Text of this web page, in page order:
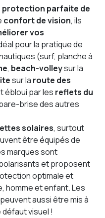
protection parfaite de
confort de vision, ils
vos
pour la pratique de
(surf, planche à
, beach-volleysur la
sur la route des
ébloui par les reflets du
brise des autres
solaires, surtout
être équipés de
marques sont
et proposent
optimale et
homme et enfant. Les
peuvent aussi être mis à
visuel !